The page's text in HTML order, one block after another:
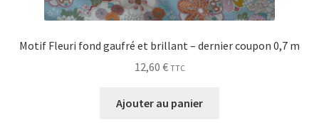
Motif Fleuri fond gaufré et brillant – dernier coupon 0,7 m
12,60 € TTC
Ajouter au panier